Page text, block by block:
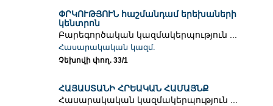
ՓՐԿՈՒԹՅՈՒՆ հաշմանդամ երեխաների
կենտրոն
Բարեգործական կազմակերպություն ...
Հասարակական կազմ.
Չեխովի փող. 33/1
ՀԱՅԱՍՏԱՆԻ ՀՐԵԱԿԱՆ ՀԱՄԱՅՆՔ
Հասարակական կազմակերպություն ...